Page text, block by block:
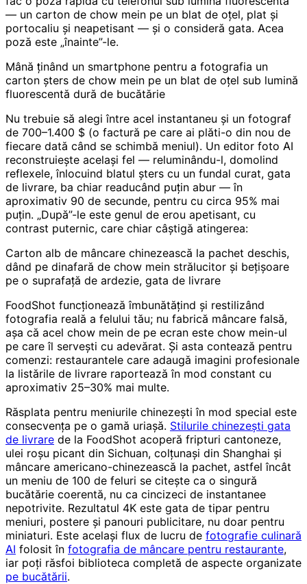
— un carton de chow mein pe un blat de oțel, plat și
portocaliu și neapetisant — și o consideră gata. Acea
poză este „înainte”-le.
Mână ținând un smartphone pentru a fotografia un
carton șters de chow mein pe un blat de oțel sub lumină
fluorescentă dură de bucătărie
Nu trebuie să alegi între acel instantaneu și un fotograf
de 700–1.400 $ (o factură pe care ai plăti-o din nou de
fiecare dată când se schimbă meniul). Un editor foto AI
reconstruiește același fel — reluminându-l, domolind
reflexele, înlocuind blatul șters cu un fundal curat, gata
de livrare, ba chiar readucând puțin abur — în
aproximativ 90 de secunde, pentru cu circa 95% mai
puțin. „După”-le este genul de erou apetisant, cu
contrast puternic, care chiar câștigă atingerea:
Carton alb de mâncare chinezească la pachet deschis,
dând pe dinafară de chow mein strălucitor și bețișoare
pe o suprafață de ardezie, gata de livrare
FoodShot funcționează îmbunătățind și restilizând
fotografia reală a felului tău; nu fabrică mâncare falsă,
așa că acel chow mein de pe ecran este chow mein-ul
pe care îl servești cu adevărat. Și asta contează pentru
comenzi: restaurantele care adaugă imagini profesionale
la listările de livrare raportează în mod constant cu
aproximativ 25–30% mai multe.
Răsplata pentru meniurile chinezești în mod special este
consecvența pe o gamă uriașă. Stilurile chinezești gata
de livrare de la FoodShot acoperă fripturi cantoneze,
ulei roșu picant din Sichuan, colțunași din Shanghai și
mâncare americano-chinezească la pachet, astfel încât
un meniu de 100 de feluri se citește ca o singură
bucătărie coerentă, nu ca cincizeci de instantanee
nepotrivite. Rezultatul 4K este gata de tipar pentru
meniuri, postere și panouri publicitare, nu doar pentru
miniaturi. Este același flux de lucru de fotografie culinară
AI folosit în fotografia de mâncare pentru restaurante,
iar poți răsfoi biblioteca completă de aspecte organizate
pe bucătării.